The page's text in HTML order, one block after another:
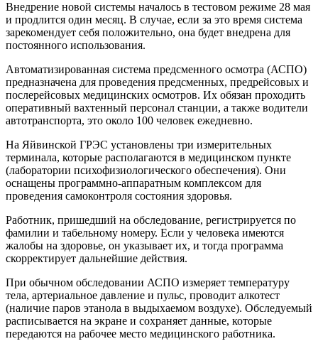
Внедрение новой системы началось в тестовом режиме 28 мая
и продлится один месяц. В случае, если за это время система
зарекомендует себя положительно, она будет внедрена для
постоянного использования.
Автоматизированная система предсменного осмотра (АСПО)
предназначена для проведения предсменных, предрейсовых и
послерейсовых медицинских осмотров. Их обязан проходить
оперативный вахтенный персонал станции, а также водители
автотранспорта, это около 100 человек ежедневно.
На Яйвинской ГРЭС установлены три измерительных
терминала, которые располагаются в медицинском пункте
(лаборатории психофизиологического обеспечения). Они
оснащены программно-аппаратным комплексом для
проведения самоконтроля состояния здоровья.
Работник, пришедший на обследование, регистрируется по
фамилии и табельному номеру. Если у человека имеются
жалобы на здоровье, он указывает их, и тогда программа
скорректирует дальнейшие действия.
При обычном обследовании АСПО измеряет температуру
тела, артериальное давление и пульс, проводит алкотест
(наличие паров этанола в выдыхаемом воздухе). Обследуемый
расписывается на экране и сохраняет данные, которые
передаются на рабочее место медицинского работника.